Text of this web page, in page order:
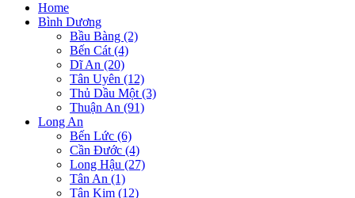
Home
Bình Dương
Bầu Bàng (2)
Bến Cát (4)
Dĩ An (20)
Tân Uyên (12)
Thủ Dầu Một (3)
Thuận An (91)
Long An
Bến Lức (6)
Cần Đước (4)
Long Hậu (27)
Tân An (1)
Tân Kim (12)